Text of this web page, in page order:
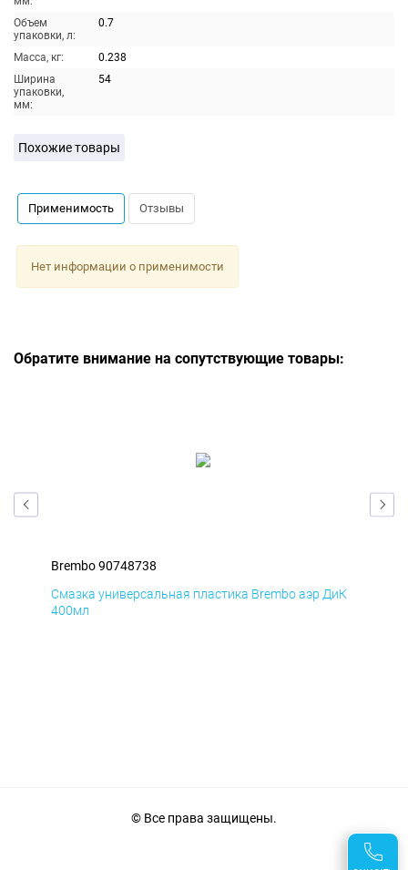
Объем
упаковки, л:
0.7
Масса, кг:
0.238
Ширина
упаковки,
мм:
54
Похожие товары
Применимость Отзывы
Нет информации о применимости
Обратите внимание на сопутствующие товары:
Brembo 90748738
Смазка универсальная пластика Brembo аэр ДиК
400мл
© Все права защищены.